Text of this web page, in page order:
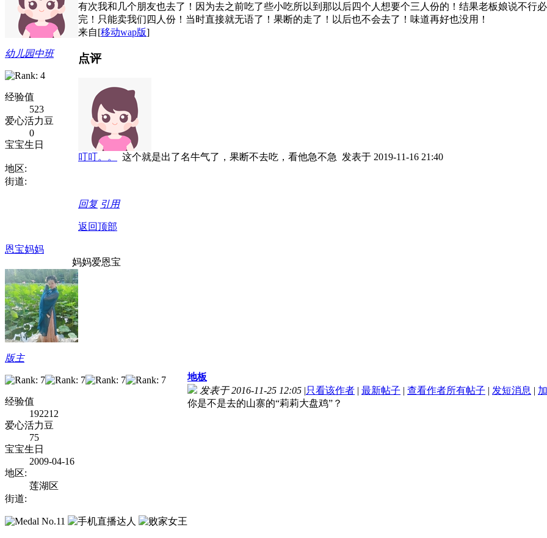
幼儿园中班
经验值
523
爱心活力豆
0
宝宝生日
地区:
街道:
有次我和几个朋友也去了！因为去之前吃了些小吃所以到那以后四个人想要个三人份的！结果老板娘说不行
完！只能卖我们四人份！当时直接就无语了！果断的走了！以后也不会去了！味道再好也没用！
来自[移动wap版]
点评
叮叮。。 这个就是出了名牛气了，果断不去吃，看他急不急 发表于 2019-11-16 21:40
回复 引用
返回顶部
恩宝妈妈
妈妈爱恩宝
版主
经验值
192212
爱心活力豆
75
宝宝生日
2009-04-16
地区:
莲湖区
街道:
地板
发表于 2016-11-25 12:05 |只看该作者 | 最新帖子 | 查看作者所有帖子 | 发短消息 |
你是不是去的山寨的“莉莉大盘鸡”？